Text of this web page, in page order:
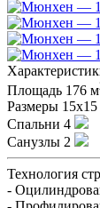
Площадь 176 м
Размеры 15х15
Спальни 4
Санузлы 2
Технология
-